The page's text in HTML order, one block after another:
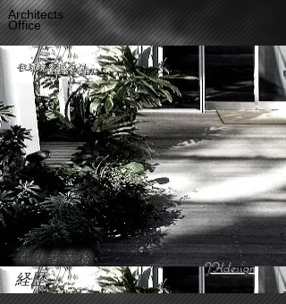
Architects
Office
JHdesign
代表者業務
経歴